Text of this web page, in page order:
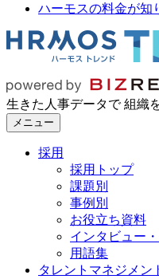
ハーモスの料金が知
生きた人事データで 組織
メニュー
採用
採用トップ
課題別
事例別
お役立ち資料
インタビュー
用語集
タレントマネジメン